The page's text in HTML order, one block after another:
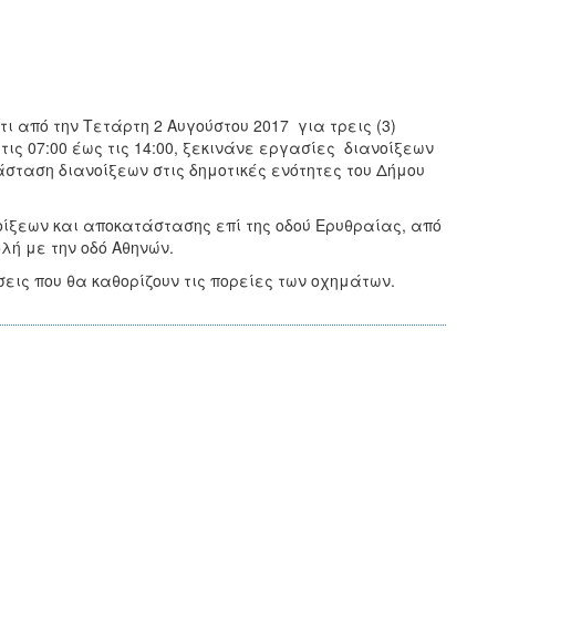
από την Τετάρτη 2 Αυγούστου 2017 για τρεις (3)
07:00 έως τις 14:00, ξεκινάνε εργασίες διανοίξεων
διανοίξεων στις δημοτικές ενότητες του Δήμου
και αποκατάστασης επί της οδού Ερυθραίας, από
με την οδό Αθηνών.
που θα καθορίζουν τις πορείες των οχημάτων.